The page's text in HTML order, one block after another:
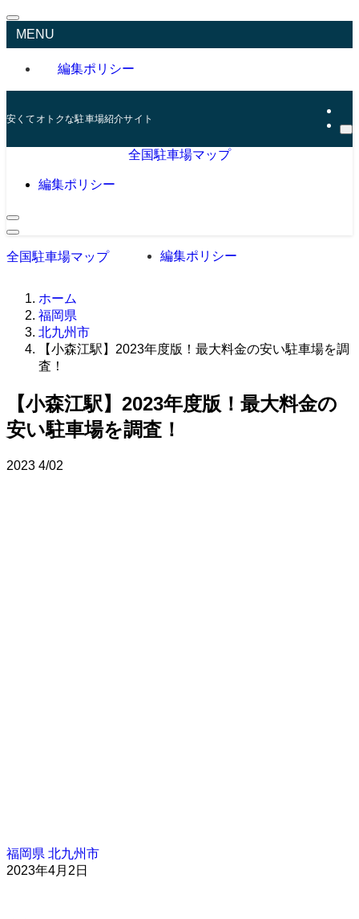
MENU
編集ポリシー
安くてオトクな駐車場紹介サイト
全国駐車場マップ
編集ポリシー
全国駐車場マップ 編集ポリシー
ホーム
福岡県
北九州市
【小森江駅】2023年度版！最大料金の安い駐車場を調
査！
【小森江駅】2023年度版！最大料金の
安い駐車場を調査！
2023 4/02
福岡県 北九州市
2023年4月2日